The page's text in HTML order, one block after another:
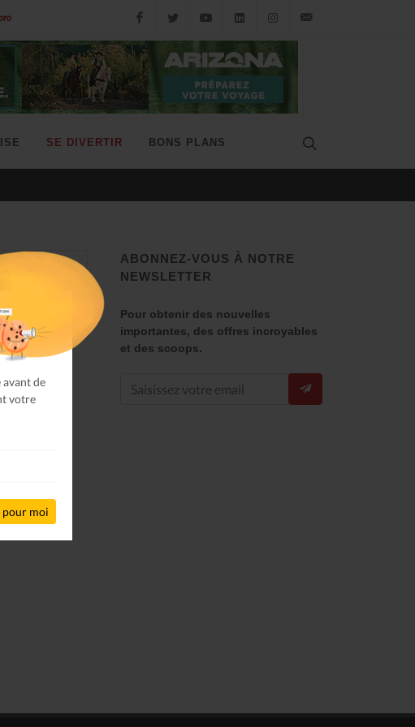
avant de
votre
pour moi
SE DIVERTIR BONS PLANS
ABONNEZ-VOUS À NOTRE
NEWSLETTER
Pour obtenir des nouvelles
importantes, des offres incroyables
et des scoops.